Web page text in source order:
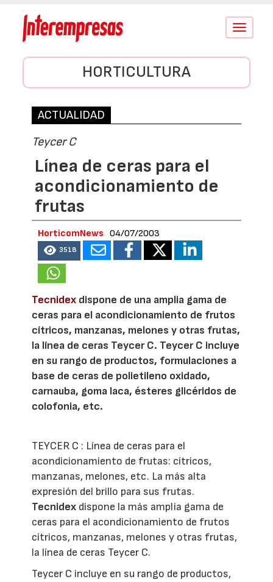
Conmutar
HORTICULTURA
ACTUALIDAD
Teycer C
Línea de ceras para el
acondicionamiento de
frutas
HorticomNews 04/07/2003
3518
Tecnidex dispone de una amplia gama de
ceras para el acondicionamiento de frutos
cítricos, manzanas, melones y otras frutas,
la línea de ceras Teycer C. Teycer C incluye
en su rango de productos, formulaciones a
base de ceras de polietileno oxidado,
carnauba, goma laca, ésteres glicéridos de
colofonia, etc.
TEYCER C : Línea de ceras para el
acondicionamiento de frutas: cítricos,
manzanas, melones, etc. La más alta
expresión del brillo para sus frutas.
Tecnidex dispone la más amplia gama de
ceras para el acondicionamiento de frutos
cítricos, manzanas, melones y otras frutas,
la línea de ceras Teycer C.
Teycer C incluye en su rango de productos,